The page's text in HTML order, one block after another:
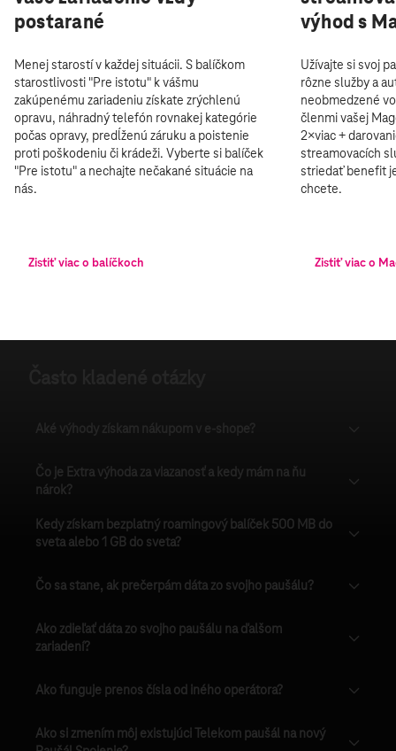
postarané
Menej starostí v každej situácii. S balíčkom
starostlivosti "Pre istotu" k vášmu
zakúpenému zariadeniu získate zrýchlenú
opravu, náhradný telefón rovnakej kategórie
počas opravy, predĺženú záruku a poistenie
proti poškodeniu či krádeži. Vyberte si balíček
"Pre istotu" a nechajte nečakané situácie na
nás.
Zistiť viac o balíčkoch
výhod s
Užívajte si svoj
rôzne služby a
neobmedzené
členmi vašej
2×viac +
streamovacích
striedať benefit
chcete.
Zistiť viac o
Aké výhody získam nákupom v e-shope?
Čo je Extra výhoda za viazanosť a kedy mám na ňu
nárok?
Kedy získam bezplatný roamingový balíček 500 MB do
sveta alebo 1 GB do sveta?
Čo sa stane, ak prečerpám dáta zo svojho paušálu?
Ako zdieľať dáta zo svojho paušálu na ďalšom
zariadení?
Ako funguje prenos čísla od iného operátora?
Ako si zmením môj existujúci Telekom paušál na nový